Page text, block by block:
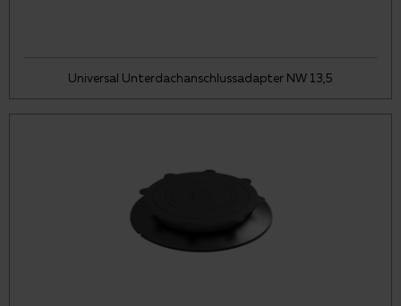
Universal Unterdachanschlussadapter NW 13,5